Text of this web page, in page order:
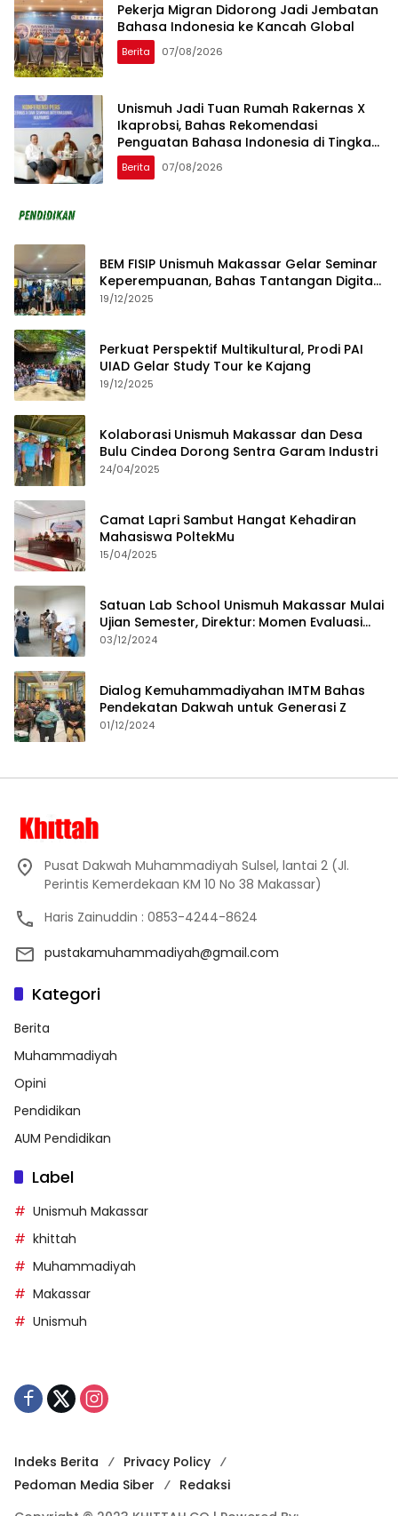
Pekerja Migran Didorong Jadi Jembatan
Bahasa Indonesia ke Kancah Global
Berita 07/08/2026
Unismuh Jadi Tuan Rumah Rakernas X
Ikaprobsi, Bahas Rekomendasi
Penguatan Bahasa Indonesia di Tingkat
Global
Berita 07/08/2026
BEM FISIP Unismuh Makassar Gelar Seminar
Keperempuanan, Bahas Tantangan Digital
dan Budaya Lokal
19/12/2025
Perkuat Perspektif Multikultural, Prodi PAI
UIAD Gelar Study Tour ke Kajang
19/12/2025
Kolaborasi Unismuh Makassar dan Desa
Bulu Cindea Dorong Sentra Garam Industri
24/04/2025
Camat Lapri Sambut Hangat Kehadiran
Mahasiswa PoltekMu
15/04/2025
Satuan Lab School Unismuh Makassar Mulai
Ujian Semester, Direktur: Momen Evaluasi
Proses Pembelajaran
03/12/2024
Dialog Kemuhammadiyahan IMTM Bahas
Pendekatan Dakwah untuk Generasi Z
01/12/2024
Pusat Dakwah Muhammadiyah Sulsel, lantai 2 (Jl.
Perintis Kemerdekaan KM 10 No 38 Makassar)
Haris Zainuddin : 0853-4244-8624
pustakamuhammadiyah@gmail.com
Kategori
Berita
Muhammadiyah
Opini
Pendidikan
AUM Pendidikan
Label
Unismuh Makassar
khittah
Muhammadiyah
Makassar
Unismuh
Indeks Berita
Privacy Policy
Pedoman Media Siber
Redaksi